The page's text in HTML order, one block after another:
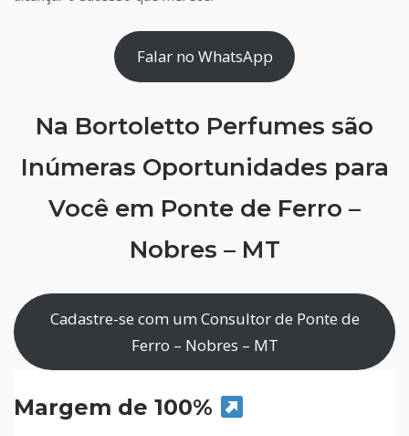
Falar no WhatsApp
Na Bortoletto Perfumes são
Inúmeras Oportunidades para
Você em Ponte de Ferro –
Nobres – MT
Cadastre-se com um Consultor de Ponte de
Ferro – Nobres – MT
Margem de 100%